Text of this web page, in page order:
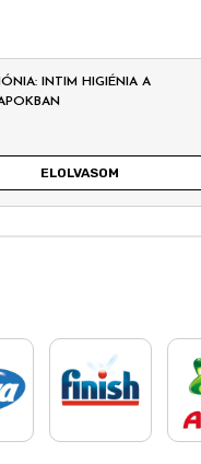
INTIM HIGIÉNIA A
ELOLVASOM